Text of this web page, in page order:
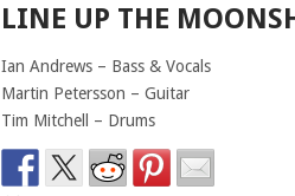
LINE UP THE
Ian Andrews – Bass & Vocals
Martin Petersson – Guitar
Tim Mitchell – Drums